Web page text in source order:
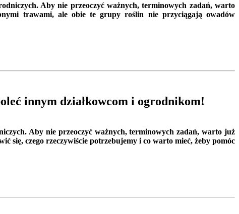
Aby nie przeoczyć ważnych, terminowych zadań, warto
trawami, ale obie te grupy roślin nie przyciągają owadów
innym działkowcom i ogrodnikom!
Aby nie przeoczyć ważnych, terminowych zadań, warto już
się, czego rzeczywiście potrzebujemy i co warto mieć, żeby pomóc